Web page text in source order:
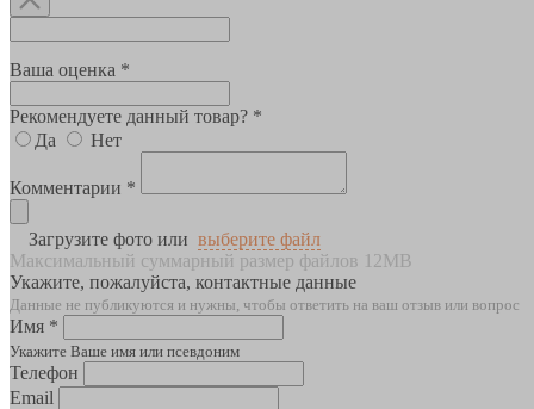
Ваша оценка *
Рекомендуете данный товар? *
Да
Нет
Комментарии *
Загрузите фото или выберите файл
Максимальный суммарный размер файлов 12MB
Укажите, пожалуйста, контактные данные
Данные не публикуются и нужны, чтобы ответить на ваш отзыв или вопрос
Имя *
Укажите Ваше имя или псевдоним
Телефон
Email